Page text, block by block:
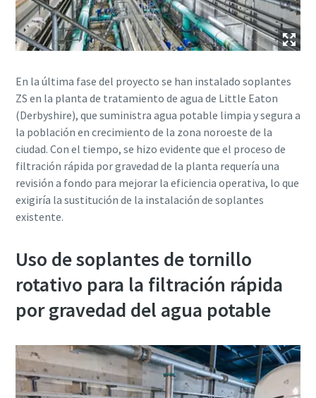
10 pasos para una producción más verde y
eficiente
Reducción de su huella de carbono para una producción
más amigable con el medio ambiente - ¡todo lo que
necesita saber!
En la última fase del proyecto se han instalado soplantes
ZS en la planta de tratamiento de agua de Little Eaton
(Derbyshire), que suministra agua potable limpia y segura a
la población en crecimiento de la zona noroeste de la
ciudad. Con el tiempo, se hizo evidente que el proceso de
filtración rápida por gravedad de la planta requería una
revisión a fondo para mejorar la eficiencia operativa, lo que
exigiría la sustitución de la instalación de soplantes
existente.
Uso de soplantes de tornillo
rotativo para la filtración rápida
por gravedad del agua potable